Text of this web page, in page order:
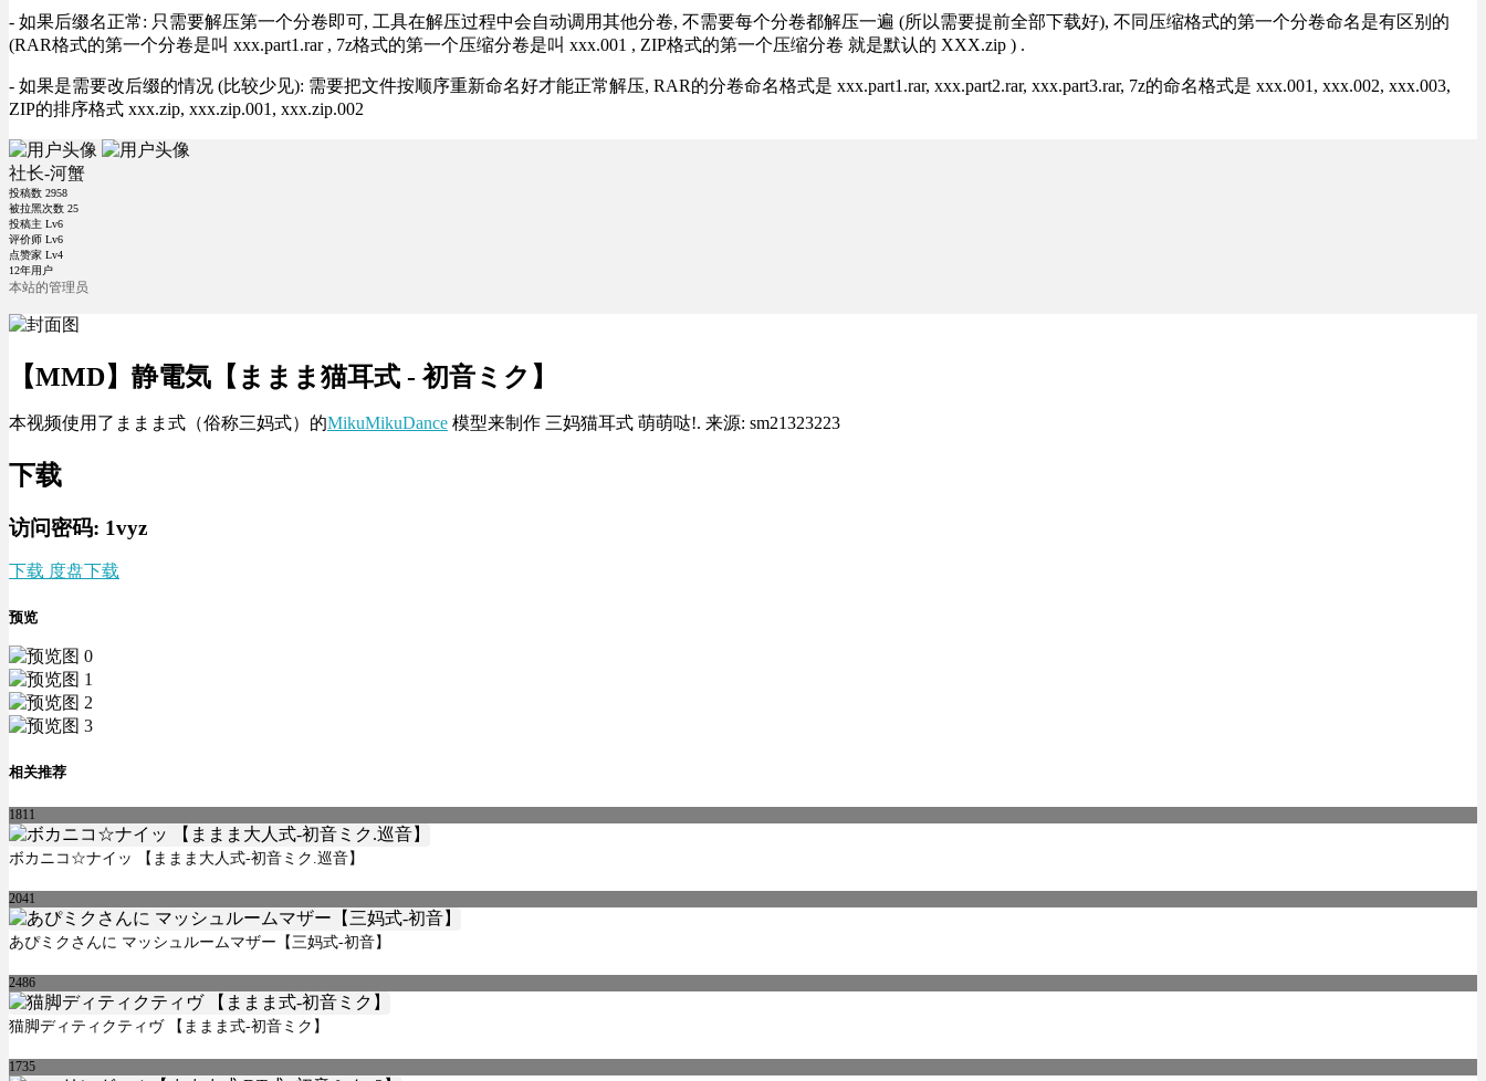
- 如果后缀名正常: 只需要解压第一个分卷即可, 工具在解压过程中会自动调用其他分卷, 不需要每个分卷都解压一遍 (所以需要提前全部下载好), 不同压缩格式的第一个分卷命名是有区别的
(RAR格式的第一个分卷是叫 xxx.part1.rar , 7z格式的第一个压缩分卷是叫 xxx.001 , ZIP格式的第一个压缩分卷 就是默认的 XXX.zip ) .
- 如果是需要改后缀的情况 (比较少见): 需要把文件按顺序重新命名好才能正常解压, RAR的分卷命名格式是 xxx.part1.rar, xxx.part2.rar, xxx.part3.rar, 7z的命名格式是 xxx.001, xxx.002, xxx.003,
ZIP的排序格式 xxx.zip, xxx.zip.001, xxx.zip.002
社长-河蟹
投稿数 2958
被拉黑次数 25
投稿主 Lv6
评价师 Lv6
点赞家 Lv4
12年用户
本站的管理员
【MMD】静電気【ままま猫耳式 - 初音ミク】
本视频使用了ままま式（俗称三妈式）的MikuMikuDance 模型来制作 三妈猫耳式 萌萌哒!. 来源: sm21323223
下载
访问密码: 1vyz
下载 度盘下载
预览
相关推荐
1811
ボカニコ☆ナイッ 【ままま大人式-初音ミク.巡音】
2041
あぴミクさんに マッシュルームマザー【三妈式-初音】
2486
猫脚ディティクティヴ 【ままま式-初音ミク】
1735